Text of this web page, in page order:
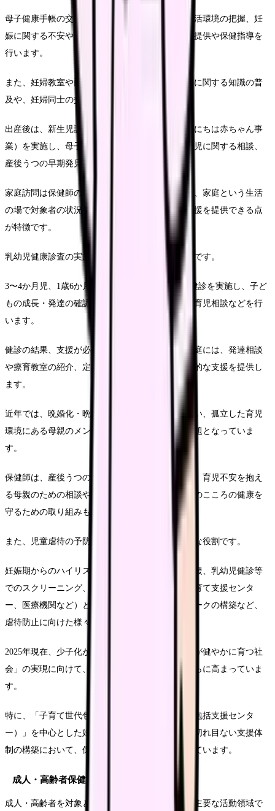
母子健康手帳の交付時には、妊婦の健康状態や生活環境の把握、妊
娠に関する不安や悩みの相談に応じ、必要な情報提供や保健指導を
行います。
また、妊婦教室や両親学級を開催し、出産や育児に関する知識の普
及や、妊婦同士の交流の場を提供します。
出産後は、新生児訪問や乳児家庭全戸訪問（こんにちは赤ちゃん事
業）を実施し、母子の健康状態の確認、授乳や育児に関する相談、
産後うつの早期発見などを行います。
家庭訪問は保健師の重要な活動方法の一つであり、家庭という生活
の場で対象者の状況を把握し、個別性に応じた支援を提供できる点
が特徴です。
乳幼児健康診査の実施も母子保健活動の重要な柱です。
3〜4か月児、1歳6か月児、3歳児などの各時期に健診を実施し、子ど
もの成長・発達の確認、疾病や障害の早期発見、育児相談などを行
います。
健診の結果、支援が必要と判断された子どもや家庭には、発達相談
や療育教室の紹介、定期的な家庭訪問など、継続的な支援を提供し
ます。
近年では、晩婚化・晩産化や核家族化の進行に伴い、孤立した育児
環境にある母親のメンタルヘルスケアも重要な課題となっていま
す。
保健師は、産後うつのスクリーニングやフォロー、育児不安を抱え
る母親のための相談や交流の場の提供など、母親のこころの健康を
守るための取り組みも積極的に行っています。
また、児童虐待の予防と早期発見も保健師の重要な役割です。
妊娠期からのハイリスク家庭の把握と継続的な支援、乳幼児健診等
でのスクリーニング、関係機関（児童相談所、子育て支援センタ
ー、医療機関など）との連携による支援ネットワークの構築など、
虐待防止に向けた様々な取り組みを行っています。
2025年現在、少子化が進む中で「すべての子どもが健やかに育つ社
会」の実現に向けて、母子保健活動の重要性はさらに高まっていま
す。
特に、「子育て世代包括支援センター（母子健康包括支援センタ
ー）」を中心とした妊娠期から子育て期にわたる切れ目ない支援体
制の構築において、保健師は中心的な役割を担っています。
成人・高齢者保健活動
成人・高齢者を対象とした保健活動も、保健師の主要な活動領域で